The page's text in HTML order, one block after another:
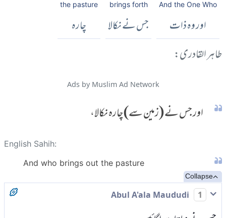
And the One Who
اور وہ ذات
brings forth
جس نے نکالا
the pasture
چارہ
طاہر القادری:
Ads by Muslim Ad Network
اور جس نے (زمین سے) چارہ نکالا،
English Sahih:
And who brings out the pasture
Collapse
1